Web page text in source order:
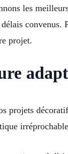
les
projet.
projets